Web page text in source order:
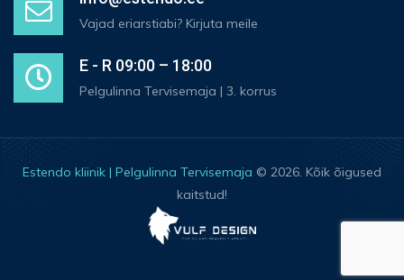
Vajad eriarstiabi? Kirjuta meile
E - R 09:00 – 18:00
Pelgulinna Tervisemaja | 3. korrus
Estendo kliinik | Pelgulinna Tervisemaja © 2026. Kõik õigused
kaitstud!